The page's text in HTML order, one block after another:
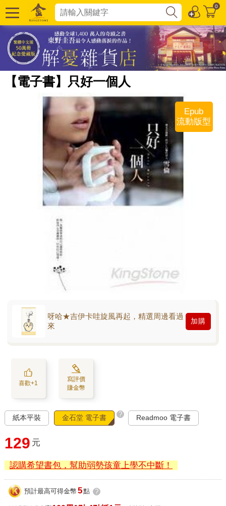
0
【電子書】只好一個人
Epub
流動版型
呀哈★吉伊卡哇旋風再起，精選周邊看過
來
加購
喜歡+1
寫評價
賺金幣
紙本平裝 金石堂 電子書 ? Readmoo 電子書
129 元
認購希望書包，幫助弱勢孩童上學不中斷！
預計最高可得金幣 5點 ?